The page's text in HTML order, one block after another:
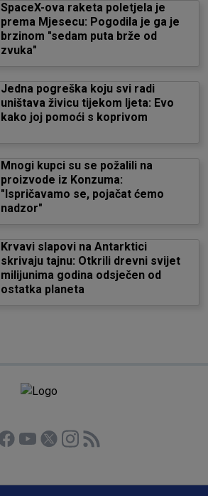
SpaceX-ova raketa poletjela je
prema Mjesecu: Pogodila je ga je
brzinom "sedam puta brže od
zvuka"
Jedna pogreška koju svi radi
uništava živicu tijekom ljeta: Evo
kako joj pomoći s koprivom
Mnogi kupci su se požalili na
proizvode iz Konzuma:
"Ispričavamo se, pojačat ćemo
nadzor"
Krvavi slapovi na Antarktici
skrivaju tajnu: Otkrili drevni svijet
milijunima godina odsječen od
ostatka planeta